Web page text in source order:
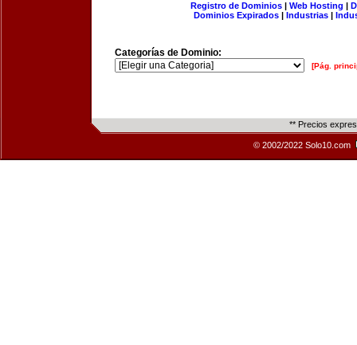
Registro de Dominios| Web Hosting |
Dominios Expirados | Industrias |
Categorías de Dominio:
[Pág.
** Precios
© 2002/2022 Solo10.com